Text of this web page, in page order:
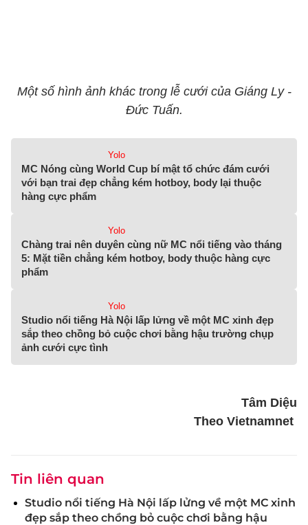
Một số hình ảnh khác trong lễ cưới của Giáng Ly -
Đức Tuấn.
Yolo
MC Nóng cùng World Cup bí mật tổ chức đám cưới
với bạn trai đẹp chẳng kém hotboy, body lại thuộc
hàng cực phẩm
Yolo
Chàng trai nên duyên cùng nữ MC nổi tiếng vào tháng
5: Mặt tiền chẳng kém hotboy, body thuộc hàng cực
phẩm
Yolo
Studio nổi tiếng Hà Nội lấp lửng về một MC xinh đẹp
sắp theo chồng bỏ cuộc chơi bằng hậu trường chụp
ảnh cưới cực tình
Tâm Diệu
Theo Vietnamnet
Tin liên quan
Studio nổi tiếng Hà Nội lấp lửng về một MC xinh
đẹp sắp theo chồng bỏ cuộc chơi bằng hậu